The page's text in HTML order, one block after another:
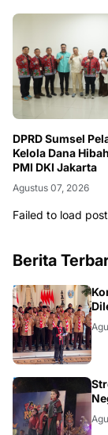
DPRD Sumsel
Kelola Dana
PMI DKI Jakarta
Agustus 07, 2026
Failed to load
Berita
JATIM
JATIM